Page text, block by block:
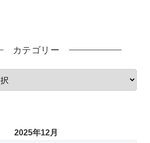
カテゴリー
2025年12月